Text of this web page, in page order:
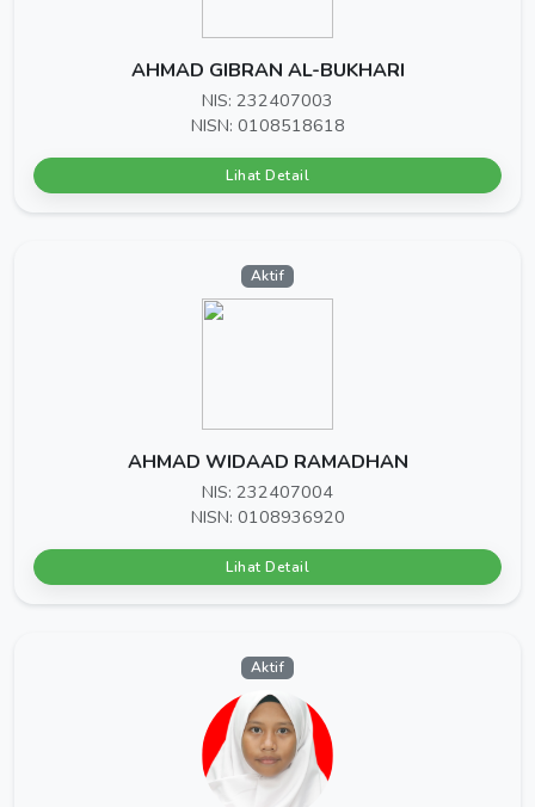
AHMAD GIBRAN AL-BUKHARI
NIS: 232407003
NISN: 0108518618
Lihat Detail
Aktif
AHMAD WIDAAD RAMADHAN
NIS: 232407004
NISN: 0108936920
Lihat Detail
Aktif